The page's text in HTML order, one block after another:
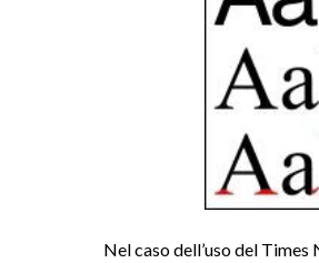
Nel caso dell’uso del